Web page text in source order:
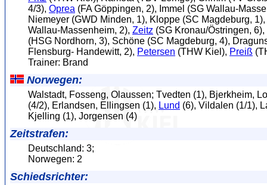
4/3), Oprea (FA Göppingen, 2), Immel (SG Wallau-
Niemeyer (GWD Minden, 1), Kloppe (SC Magdeburg,
Wallau-Massenheim, 2), Zeitz (SG Kronau/Östringen,
(HSG Nordhorn, 3), Schöne (SC Magdeburg, 4),
Flensburg- Handewitt, 2), Petersen (THW Kiel), Preiß
Trainer: Brand
Norwegen:
Walstadt, Fosseng, Olaussen; Tvedten (1), Bjerkheim,
(4/2), Erlandsen, Ellingsen (1), Lund (6), Vildalen (1/1),
Kjelling (1), Jorgensen (4)
Zeitstrafen:
Deutschland: 3;
Norwegen: 2
Schiedsrichter: